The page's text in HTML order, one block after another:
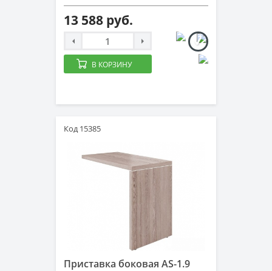
13 588 руб.
В КОРЗИНУ
Код 15385
Приставка боковая AS-1.9